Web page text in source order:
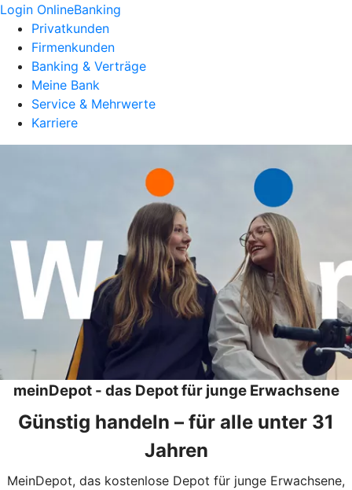
Login OnlineBanking
Privatkunden
Firmenkunden
Banking & Verträge
Meine Bank
Service & Mehrwerte
Karriere
meinDepot - das Depot für junge Erwachsene
Günstig handeln – für alle unter 31
Jahren
MeinDepot, das kostenlose Depot für junge Erwachsene,